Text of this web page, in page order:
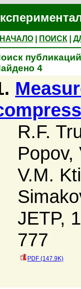
НАЧАЛО ПОИСК
4
R.F.
Popov,
V.M.
JETP,
777
PDF (147.9K)